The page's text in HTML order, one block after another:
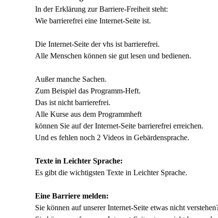
In der Erklärung zur Barriere-Freiheit steht:
Wie barrierefrei eine Internet-Seite ist.
Die Internet-Seite der vhs ist barrierefrei.
Alle Menschen können sie gut lesen und bedienen.
Außer manche Sachen.
Zum Beispiel das Programm-Heft.
Das ist nicht barrierefrei.
Alle Kurse aus dem Programmheft
können Sie auf der Internet-Seite barrierefrei erreichen.
Und es fehlen noch 2 Videos in Gebärdensprache.
Texte in Leichter Sprache:
Es gibt die wichtigsten Texte in Leichter Sprache.
Eine Barriere melden:
Sie können auf unserer Internet-Seite etwas nicht